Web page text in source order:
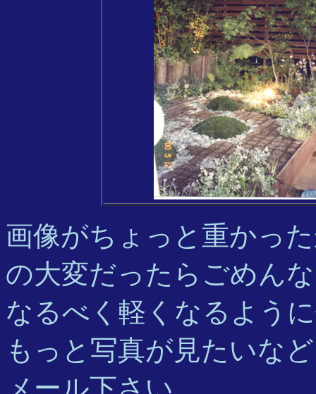
画像がちょっと重かっ
の大変だったらごめん
なるべく軽くなるよう
もっと写真が見たいな
メール下さい。